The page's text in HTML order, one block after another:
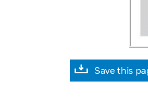
Save this